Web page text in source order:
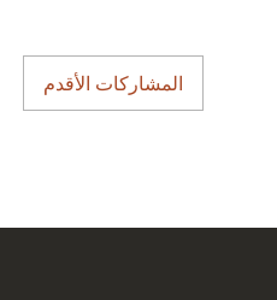
المشاركات الأقدم